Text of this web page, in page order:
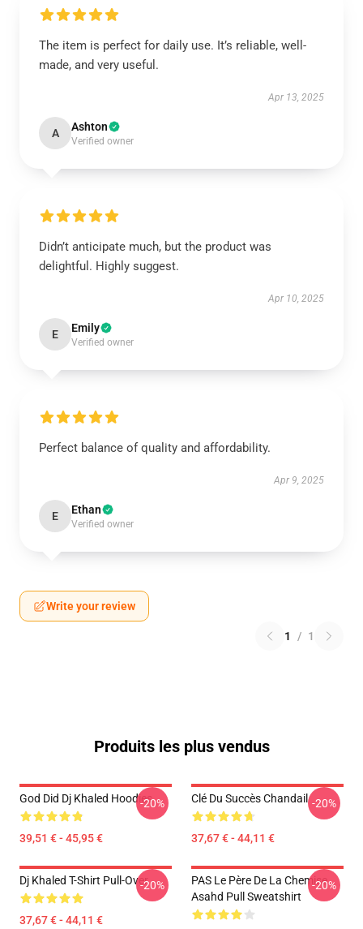
The item is perfect for daily use. It’s reliable, well-
made, and very useful.
Apr 13, 2025
A Ashton
Verified owner
Didn’t anticipate much, but the product was
delightful. Highly suggest.
Apr 10, 2025
E Emily
Verified owner
Perfect balance of quality and affordability.
Apr 9, 2025
E Ethan
Verified owner
Write your review
1 / 1
Produits les plus vendus
God Did Dj Khaled Hoodies
39,51 € - 45,95 €
-20% Clé Du Succès Chandail
37,67 € - 44,11 €
-20%
Dj Khaled T-Shirt Pull-Over
37,67 € - 44,11 €
-20%
PAS Le Père De La Chemise
Asahd Pull Sweatshirt
-20%